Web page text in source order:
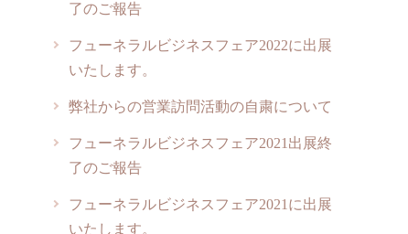
了のご報告
フューネラルビジネスフェア2022に出展
いたします。
弊社からの営業訪問活動の自粛について
フューネラルビジネスフェア2021出展終
了のご報告
フューネラルビジネスフェア2021に出展
いたします。